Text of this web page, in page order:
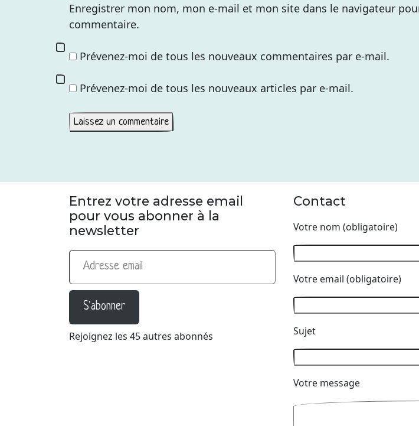
Enregistrer mon nom, mon e-mail et mon site dans le navigateur
commentaire.
Prévenez-moi de tous les nouveaux commentaires par e-mail.
Prévenez-moi de tous les nouveaux articles par e-mail.
Entrez votre adresse email
pour vous abonner à la
newsletter
Adresse email
S'abonner
Rejoignez les 45 autres abonnés
Contact
Votre nom (obligatoire)
Votre email (obligatoire)
Sujet
Votre message